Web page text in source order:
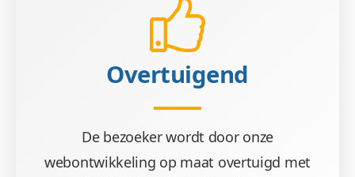
Overtuigend
De bezoeker wordt door onze
webontwikkeling op maat overtuigd met